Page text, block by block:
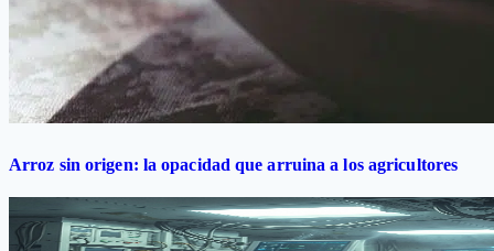
Arroz sin origen: la opacidad que arruina a los agricultores